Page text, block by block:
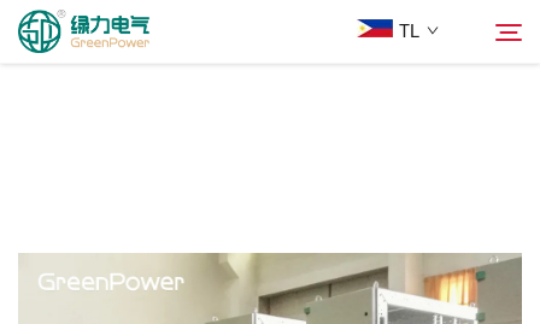
TL
Tungkol Sa Amin